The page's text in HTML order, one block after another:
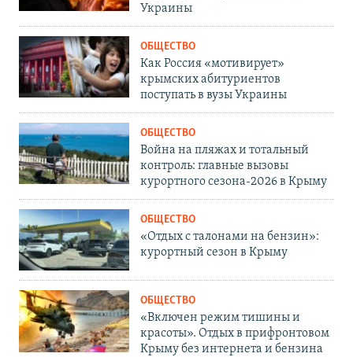
Украины
ОБЩЕСТВО
Как Россия «мотивирует»
крымских абитуриентов
поступать в вузы Украины
ОБЩЕСТВО
Война на пляжах и тотальный
контроль: главные вызовы
курортного сезона-2026 в Крыму
ОБЩЕСТВО
«Отдых с талонами на бензин»:
курортный сезон в Крыму
ОБЩЕСТВО
«Включен режим тишины и
красоты». Отдых в прифронтовом
Крыму без интернета и бензина